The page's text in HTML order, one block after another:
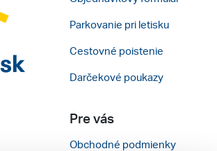
Parkovanie pri letisku
Cestovné poistenie
Darčekové poukazy
Pre vás
Obchodné podmienky